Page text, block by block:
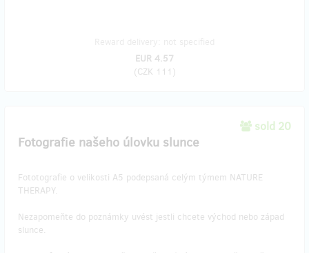
EUR 4.57
(CZK 111 )
sold 20
Fotografie našeho úlovku slunce
Fototografie o velikosti A5 podepsaná celým týmem NATURE
THERAPY.
Nezapomeňte do poznámky uvést jestli chcete východ nebo západ
slunce.